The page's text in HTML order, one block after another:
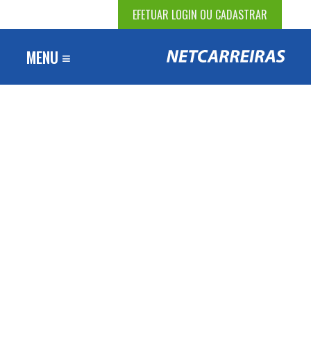
EFETUAR LOGIN OU CADASTRAR
MENU ≡